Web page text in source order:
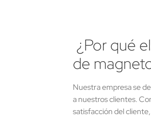
¿Por qué
de
Nuestra empresa se
a nuestros clientes.
satisfacción del